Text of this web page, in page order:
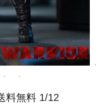
料無料 1/12